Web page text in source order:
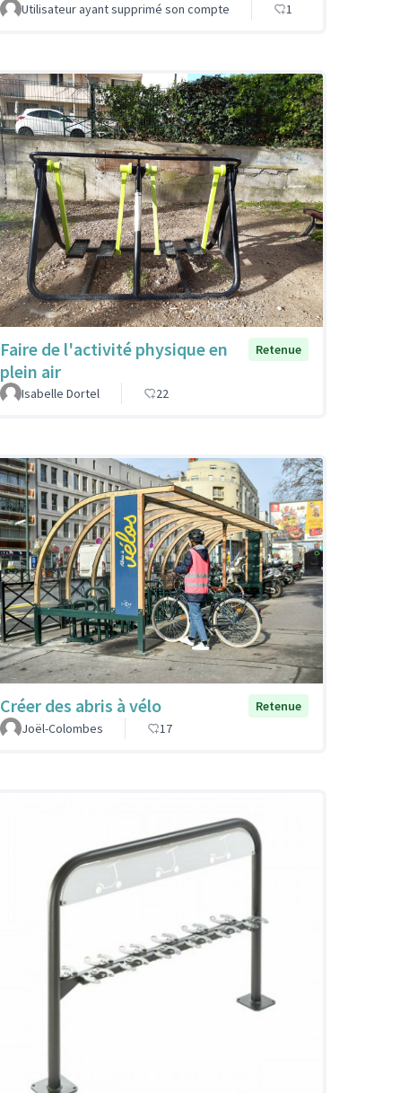
Utilisateur ayant supprimé son compte 1
Faire de l'activité physique en
plein air
Retenue
Isabelle Dortel 22
Créer des abris à vélo
Retenue
Joël-Colombes
17